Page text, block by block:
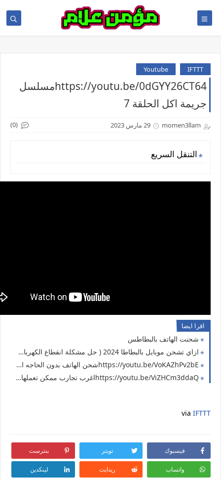
IFTTT
Youtube
https://youtu.be/0dGYY26CT64مسلسل
جريمة اكل الحلقة 7
momen3llam 29 مارس 2023 (0)
التنقل السريع
اقرا ايضا
شحنت الهاتف بالبطاطس
ازاي تشحن موبايل بالبطاطا 2024 ( حل مشكلة انقطاع الكهرباء 8 )
https://youtu.be/VoKAZhPv2bEشحن الهاتف بدون الحاجه الي شاحن ( حل مشكلة انقطاع الكهرباء 7 )
https://youtu.be/ViZHCm3ddaQاغرب تجارب ممكن تعملها في البيت ( حل مشكلة انقطاع الكهرباء 6 ) شحن الهاتف بالبطاطس
via IFTTT
فيسبوك تويتر بنترست
واتساب ريدايت لينكدين